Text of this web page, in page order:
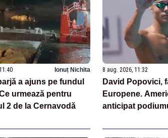
Ionuț Nichita
a ajuns pe fundul
urmează pentru
2 de la Cernavodă
8 aug. 2026, 11:32
David Popovici,
Europene.
anticipat